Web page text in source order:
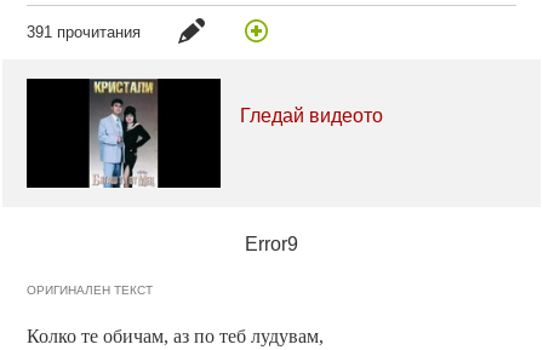
391 прочитания
Гледай видеото
Error9
ОРИГИНАЛЕН ТЕКСТ
Колко те обичам, аз по теб лудувам,